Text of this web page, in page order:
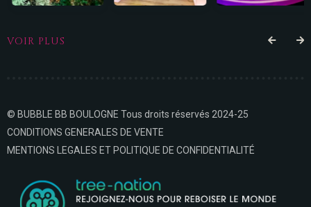
VOIR PLUS
© BUBBLE BB BOULOGNE Tous droits réservés 2024-25
CONDITIONS GENERALES DE VENTE
MENTIONS LEGALES ET POLITIQUE DE CONFIDENTIALITÉ